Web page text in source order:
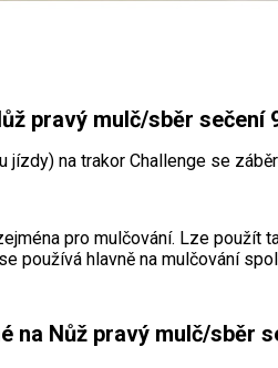
pravý mulč/sběr sečení
jízdy) na trakor Challenge se
pro mulčování. Lze
používá hlavně na mulčování
na Nůž pravý mulč/sběr